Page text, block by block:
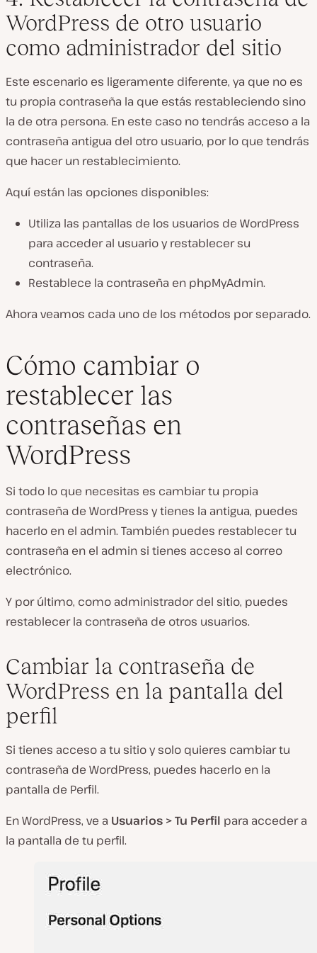
WordPress de otro usuario
como administrador del sitio
Este escenario es ligeramente diferente, ya que no es
tu propia contraseña la que estás restableciendo sino
la de otra persona. En este caso no tendrás acceso a la
contraseña antigua del otro usuario, por lo que tendrás
que hacer un restablecimiento.
Aquí están las opciones disponibles:
Utiliza las pantallas de los usuarios de WordPress
para acceder al usuario y restablecer su
contraseña.
Restablece la contraseña en phpMyAdmin.
Ahora veamos cada uno de los métodos por separado.
Cómo cambiar o
restablecer las
contraseñas en
WordPress
Si todo lo que necesitas es cambiar tu propia
contraseña de WordPress y tienes la antigua, puedes
hacerlo en el admin. También puedes restablecer tu
contraseña en el admin si tienes acceso al correo
electrónico.
Y por último, como administrador del sitio, puedes
restablecer la contraseña de otros usuarios.
Cambiar la contraseña de
WordPress en la pantalla del
perfil
Si tienes acceso a tu sitio y solo quieres cambiar tu
contraseña de WordPress, puedes hacerlo en la
pantalla de Perfil.
En WordPress, ve a Usuarios > Tu Perfil para acceder a
la pantalla de tu perfil.